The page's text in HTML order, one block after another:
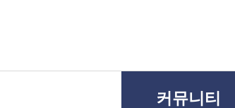
커뮤니티